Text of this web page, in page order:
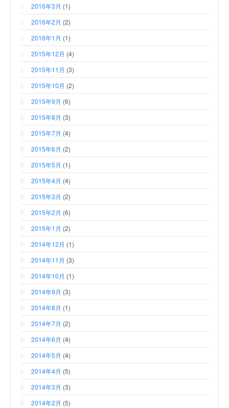
2016年3月 (1)
2016年2月 (2)
2016年1月 (1)
2015年12月 (4)
2015年11月 (3)
2015年10月 (2)
2015年9月 (6)
2015年8月 (3)
2015年7月 (4)
2015年6月 (2)
2015年5月 (1)
2015年4月 (4)
2015年3月 (2)
2015年2月 (6)
2015年1月 (2)
2014年12月 (1)
2014年11月 (3)
2014年10月 (1)
2014年9月 (3)
2014年8月 (1)
2014年7月 (2)
2014年6月 (4)
2014年5月 (4)
2014年4月 (5)
2014年3月 (3)
2014年2月 (5)